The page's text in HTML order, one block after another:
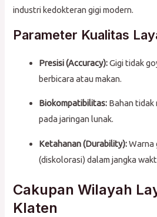
industri kedokteran gigi modern.
Parameter Kualitas
Presisi (Accuracy):Gigi tidak
berbicara atau makan.
Biokompatibilitas: Bahan tidak
pada jaringan lunak.
Ketahanan (Durability):Warna
(diskolorasi) dalam jangka
Cakupan Wilayah
Klaten